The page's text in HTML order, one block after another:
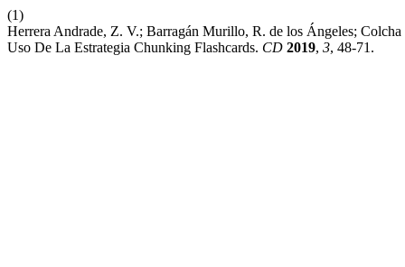
(1)
Herrera Andrade, Z. V.; Barragán Murillo, R. de los Ángeles;
Uso De La Estrategia Chunking Flashcards. CD 2019, 3, 48-71.